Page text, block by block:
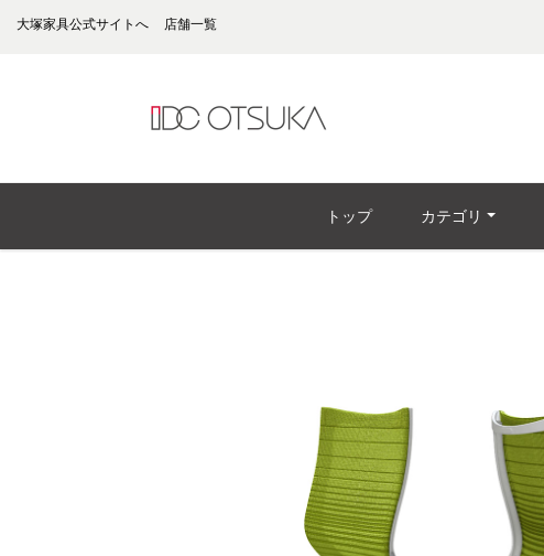
大塚家具公式サイトへ 店舗一覧
トップ カテゴリ